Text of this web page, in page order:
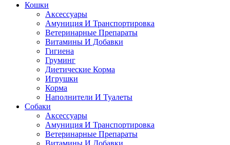
Кошки
Аксессуары
Амуниция И Транспортировка
Ветеринарные Препараты
Витамины И Добавки
Гигиена
Груминг
Диетические Корма
Игрушки
Корма
Наполнители И Туалеты
Собаки
Аксессуары
Амуниция И Транспортировка
Ветеринарные Препараты
Витамины И Добавки